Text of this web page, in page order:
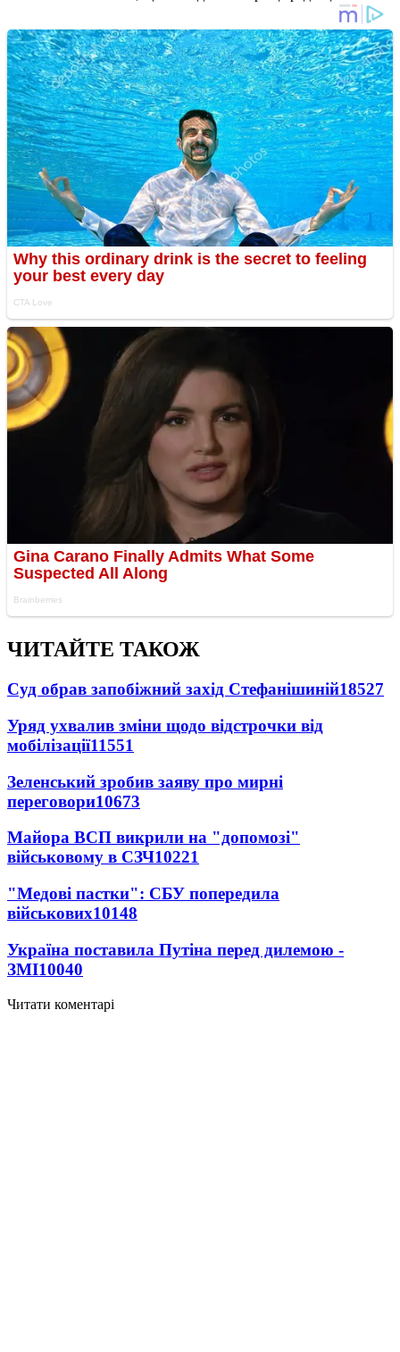
ЧИТАЙТЕ ТАКОЖ
Суд обрав запобіжний захід Стефанішиній18527
Уряд ухвалив зміни щодо відстрочки від
мобілізації11551
Зеленський зробив заяву про мирні
переговори10673
Майора ВСП викрили на "допомозі"
військовому в СЗЧ10221
"Медові пастки": СБУ попередила
військових10148
Україна поставила Путіна перед дилемою -
ЗМІ10040
Читати коментарі